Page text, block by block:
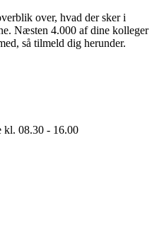
over, hvad der sker i
Næsten 4.000 af dine kolleger
så tilmeld dig herunder.
kl. 08.30 - 16.00